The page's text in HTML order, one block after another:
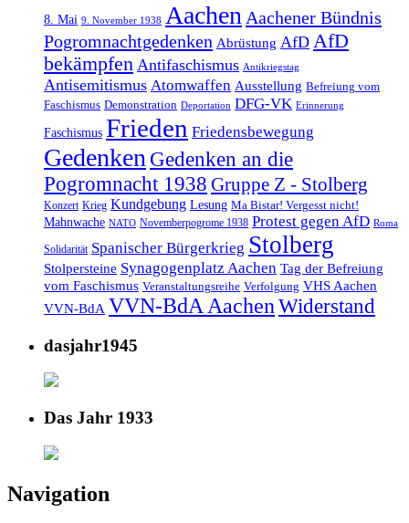
8. Mai 9. November 1938 Aachen Aachener Bündnis
Pogromnachtgedenken Abrüstung AfD AfD
bekämpfen Antifaschismus Antikriegstag
Antisemitismus Atomwaffen Ausstellung Befreiung vom
Faschismus Demonstration Deportation DFG-VK Erinnerung
Faschismus Frieden Friedensbewegung
Gedenken Gedenken an die
Pogromnacht 1938 Gruppe Z - Stolberg
Konzert Krieg Kundgebung Lesung Ma Bistar! Vergesst nicht!
Mahnwache NATO Novemberpogrome 1938 Protest gegen AfD Roma
Solidarität Spanischer Bürgerkrieg Stolberg
Stolpersteine Synagogenplatz Aachen Tag der Befreiung
vom Faschismus Veranstaltungsreihe Verfolgung VHS Aachen
VVN-BdA VVN-BdA AachenWiderstand
dasjahr1945
Das Jahr 1933
Navigation